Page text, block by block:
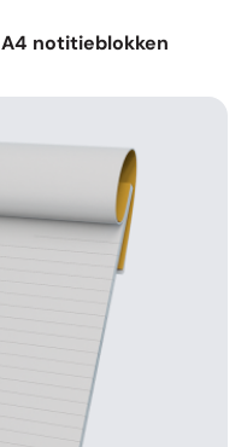
A4 notitieblokken